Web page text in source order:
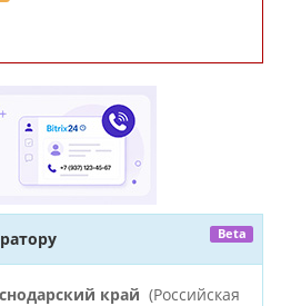
Beta
край (Российская